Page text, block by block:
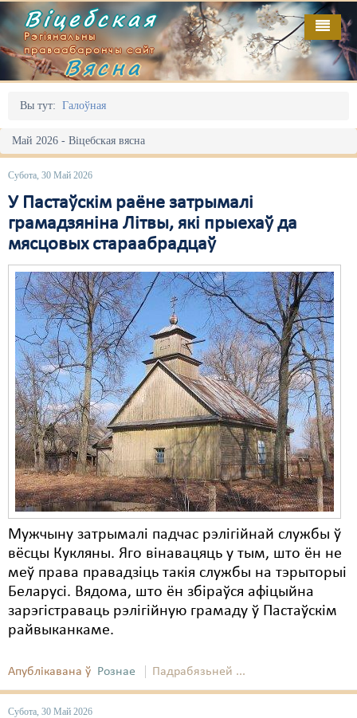
Віцебская
Рэгіянальны
праваабарончы сайт
Вясна
Вы тут: Галоўная
Май 2026 - Віцебская вясна
Субота, 30 Май 2026
У Пастаўскім раёне затрымалі
грамадзяніна Літвы, які прыехаў да
мясцовых стараабрадцаў
Мужчыну затрымалі падчас рэлігійнай службы ў
вёсцы Кукляны. Яго вінавацяць у тым, што ён не
меў права правадзіць такія службы на тэрыторыі
Беларусі. Вядома, што ён збіраўся афіцыйна
зарэгістраваць рэлігійную грамаду ў Пастаўскім
райвыканкаме.
Апублікавана ў Рознае Падрабязьней ...
Субота, 30 Май 2026
Галоўная
Адміністрацыйны перасьлед
Акцыі
Выбары
Грамадзянскія ініцыятывы
Дзяржава
Дыскрымінацыя
Затрыманьні
Карная псыхіятрыя
КПЧ ААН
Культурныя правы
ЛПП
Мігранты
Мірныя сходы
Палітвязьні
Праваабаронцы
Правы дзіцяці
Распальваньне варожасьці
Рознае
Выданьні
Відэа
Пра нас
RSS